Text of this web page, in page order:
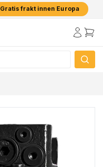
Gratis frakt innen Europa